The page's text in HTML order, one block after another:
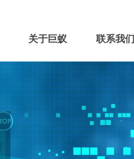
关于巨蚁 联系我们